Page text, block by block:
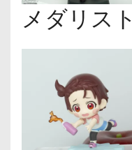
メダリスト